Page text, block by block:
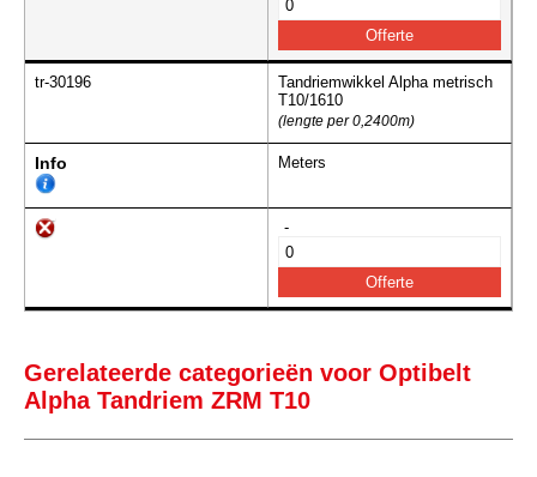
tr-30196
Tandriemwikkel Alpha metrisch
T10/1610
(lengte per 0,2400m)
Info Meters
-
Gerelateerde categorieën voor Optibelt
Alpha Tandriem ZRM T10